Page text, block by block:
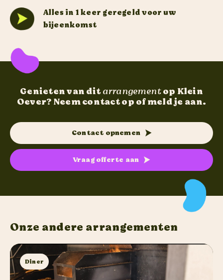
Alles in 1 keer geregeld voor uw
bijeenkomst
Genieten van ditarrangementop Klein
Oever? Neem contact op of meld je aan.
Contact opnemen
Vraag offerte aan
Onze andere arrangementen
Diner